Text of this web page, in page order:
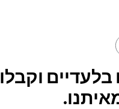
וקבלו